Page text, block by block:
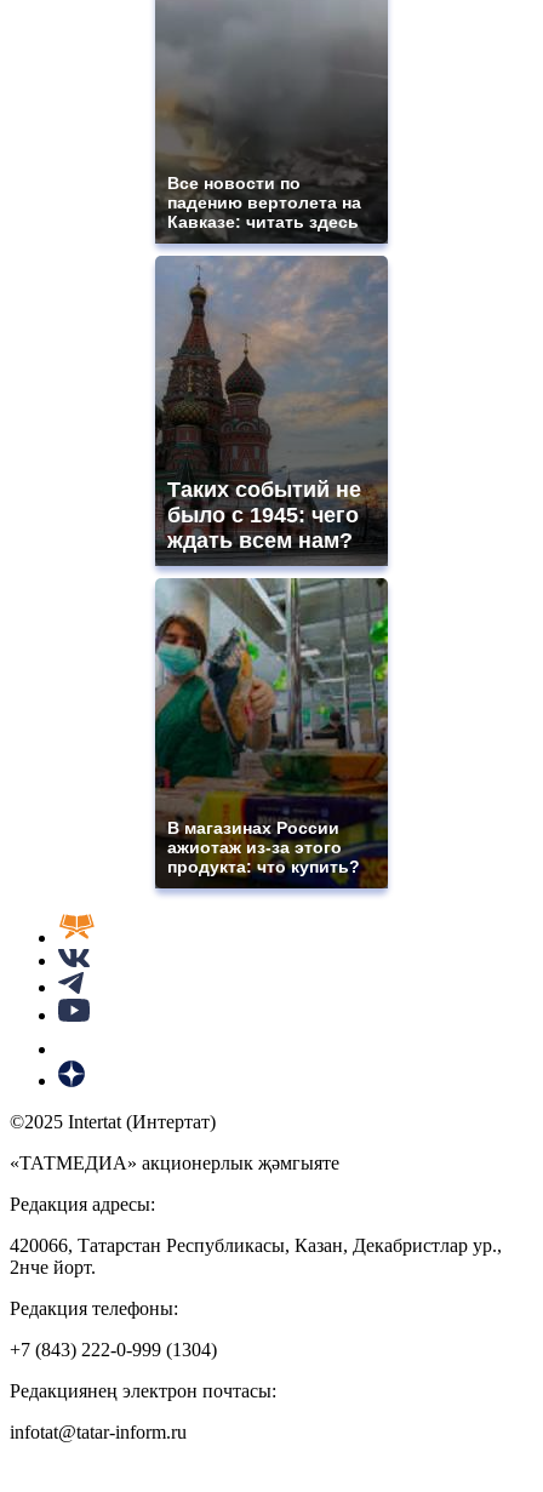
Все новости по
падению вертолета на
Кавказе: читать здесь
Таких событий не
было с 1945: чего
ждать всем нам?
В магазинах России
ажиотаж из-за этого
продукта: что купить?
©2025 Intertat (Интертат)
«ТАТМЕДИА» акционерлык җәмгыяте
Редакция адресы:
420066, Татарстан Республикасы, Казан, Декабристлар ур.,
2нче йорт.
Редакция телефоны:
+7 (843) 222-0-999 (1304)
Редакциянең электрон почтасы:
infotat@tatar-inform.ru